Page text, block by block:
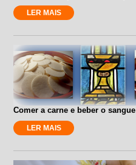
LER MAIS
Comer a carne e beber o sangue
LER MAIS